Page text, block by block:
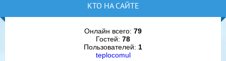
КТО НА САЙТЕ
Онлайн всего: 79
Гостей: 78
Пользователей: 1
teplocomul